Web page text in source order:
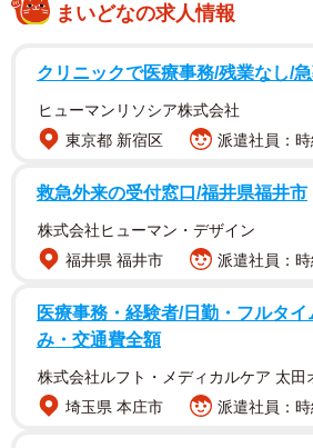
調査は、業務において営業メールを
や商談をしたことがある人（503人）
ットで実施されました。
まいどなの求人情報
クリニックで医療事務/残業なし/
ヒューマンリソシア株式会社
東京都 新宿区
派遣社員：
救急外来の受付窓口/福井県福井市
株式会社ヒューマン・デザイン
福井県 福井市
派遣社員：
医療事務・経験者/日勤・フルタ
み・交通費全額
株式会社ルフト・メディカルケア 太田
埼玉県 本庄市
派遣社員：